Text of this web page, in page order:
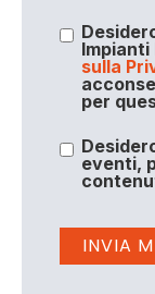
sulla
per
eventi,